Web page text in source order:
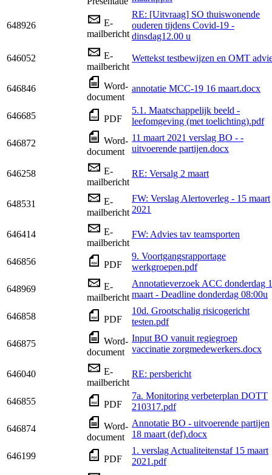
648926
E-
mailbericht
RE: [Uitvraag] SO thuiswonende
ouderen tijdens Covid-19 -
dinsdag12.00 u
646052
E-
mailbericht
Wettekst testbewijzen en OMT
646846
Word-
document
annotatie MCC-19 16 maart.docx
646685 PDF
5.1. Maatschappelijk beeld -
leefomgeving (met toelichting).pdf
646872
Word-
document
11 maart 2021 verslag BO - -
uitvoerende partijen.docx
646258
E-
mailbericht
RE: Versalg 2 maart
648531
E-
mailbericht
FW: Verslag Alertoverleg - 15 maart
2021
646414
E-
mailbericht
FW: Advies tav teamsporten
646856 PDF
9. Voortgangsrapportage
werkgroepen.pdf
648969
E-
mailbericht
Annotatieverzoek ACC donderdag
maart - Deadline donderdag 08:00u
646858 PDF
10d. Grootschalig risicogericht
testen.pdf
646875
Word-
document
Input BO vanuit regiegroep
vaccinatie zorgmedewerkers.docx
646040
E-
mailbericht
RE: persbericht
646855 PDF
7a. Monitoring verbeterplan DOTT
210317.pdf
646874
Word-
document
Annotatie BO - uitvoerende partijen
18 maart (def).docx
646199 PDF
1. verslag Actualiteitenstaf 15 maart
2021.pdf